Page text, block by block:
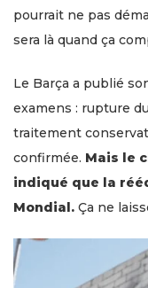
pourrait ne pas
sera là quand ça
Le Barça a publié
examens : rupture
traitement
confirmée. Mais le
indiqué que la
Mondial. Ça ne